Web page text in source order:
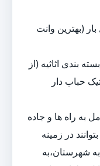
(بهترین وانت
بندی اثاثیه (از
حباب دار
به راه ها و جاده
در زمینه
شهرستان،به